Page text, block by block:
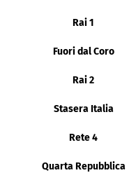
Rai 1
Fuori dal Coro
Rai 2
Stasera Italia
Rete 4
Quarta Repubblica